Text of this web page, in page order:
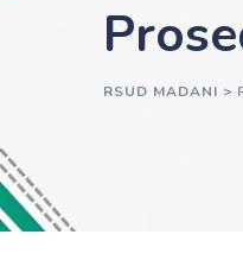
RSUD MADANI >